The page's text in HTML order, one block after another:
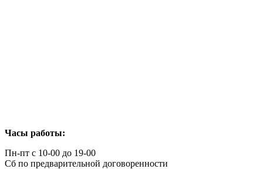
Часы работы:
Пн-пт с 10-00 до 19-00
Сб по предварительной договоренности